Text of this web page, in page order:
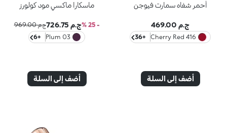
أحمر شفاه سمارت فيوجن
ج.م 469.00
416 Cherry Red
+36
أضف إلى السلة
ماسكارا ماكسي مود كولورز
- 25 % ج.م 726.75
ج.م 969.00
03 Plum
+6
أضف إلى السلة